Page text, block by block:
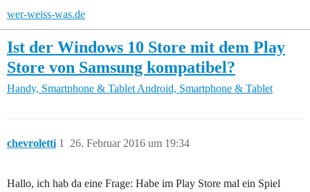
wer-weiss-was.de
Ist der Windows 10 Store mit dem Play
Store von Samsung kompatibel?
Handy, Smartphone & Tablet Android, Smartphone & Tablet
chevroletti 26. Februar 2016 um 19:34
1
Hallo, ich hab da eine Frage: Habe im Play Store mal ein Spiel